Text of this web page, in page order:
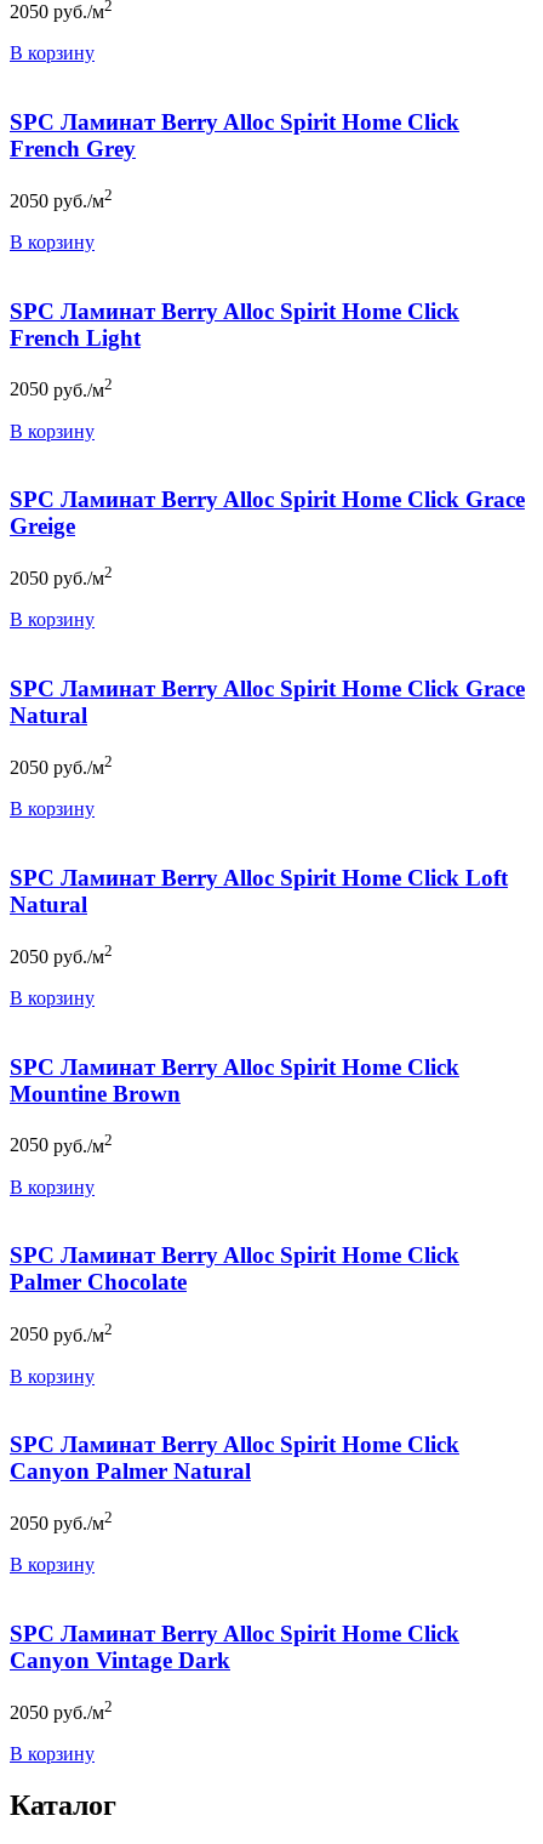
2050 руб./м2
В корзину
SPC Ламинат Berry Alloc Spirit Home Click
French Grey
2050 руб./м2
В корзину
SPC Ламинат Berry Alloc Spirit Home Click
French Light
2050 руб./м2
В корзину
SPC Ламинат Berry Alloc Spirit Home Click Grace
Greige
2050 руб./м2
В корзину
SPC Ламинат Berry Alloc Spirit Home Click Grace
Natural
2050 руб./м2
В корзину
SPC Ламинат Berry Alloc Spirit Home Click Loft
Natural
2050 руб./м2
В корзину
SPC Ламинат Berry Alloc Spirit Home Click
Mountine Brown
2050 руб./м2
В корзину
SPC Ламинат Berry Alloc Spirit Home Click
Palmer Chocolate
2050 руб./м2
В корзину
SPC Ламинат Berry Alloc Spirit Home Click
Canyon Palmer Natural
2050 руб./м2
В корзину
SPC Ламинат Berry Alloc Spirit Home Click
Canyon Vintage Dark
2050 руб./м2
В корзину
Каталог